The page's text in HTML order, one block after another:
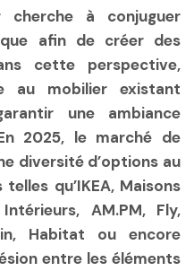
cherche à conjuguer
afin de créer des
cette perspective,
au mobilier existant
une ambiance
2025, le marché de
diversité d’options au
qu’IKEA, Maisons
AM.PM, Fly,
Habitat ou encore
entre les éléments